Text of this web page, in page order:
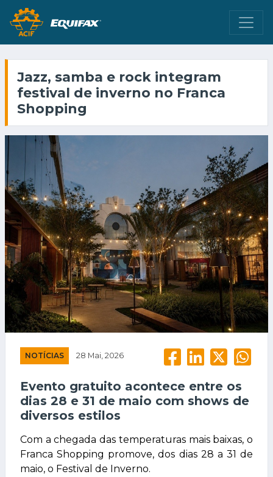
Jazz, samba e rock integram
festival de inverno no Franca
Shopping
NOTÍCIAS 28 Mai, 2026
Evento gratuito acontece entre os
dias 28 e 31 de maio com shows de
diversos estilos
Com a chegada das temperaturas mais baixas, o
Franca Shopping promove, dos dias 28 a 31 de
maio, o Festival de Inverno.